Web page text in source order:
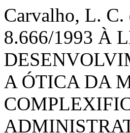
Carvalho, L.
8.666/1993 À
A ÓTICA DA